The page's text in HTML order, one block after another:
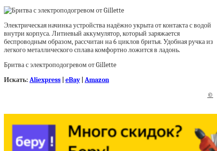
Электрическая начинка устройства надёжно укрыта от контакта с водой
внутри корпуса. Литиевый аккумулятор, который заряжается
беспроводным образом, рассчитан на 6 циклов бритья. Удобная ручка из
легкого металлического сплава комфортно ложится в ладонь.
Бритва с электроподогревом от Gillette
Искать: Aliexpress eBay| Amazon
©